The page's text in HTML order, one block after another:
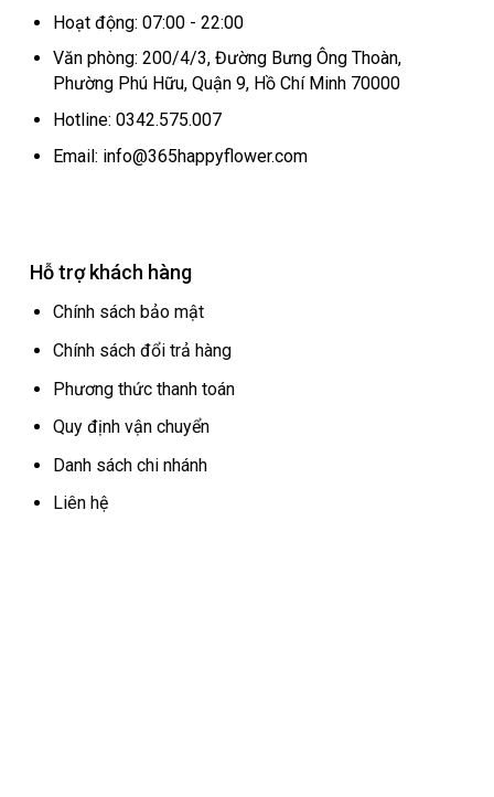
Hoạt động: 07:00 - 22:00
Văn phòng: 200/4/3, Đường Bưng Ông Thoàn,
Phường Phú Hữu, Quận 9, Hồ Chí Minh 70000
Hotline: 0342.575.007
Email: info@365happyflower.com
Hỗ trợ khách hàng
Chính sách bảo mật
Chính sách đổi trả hàng
Phương thức thanh toán
Quy định vận chuyển
Danh sách chi nhánh
Liên hệ